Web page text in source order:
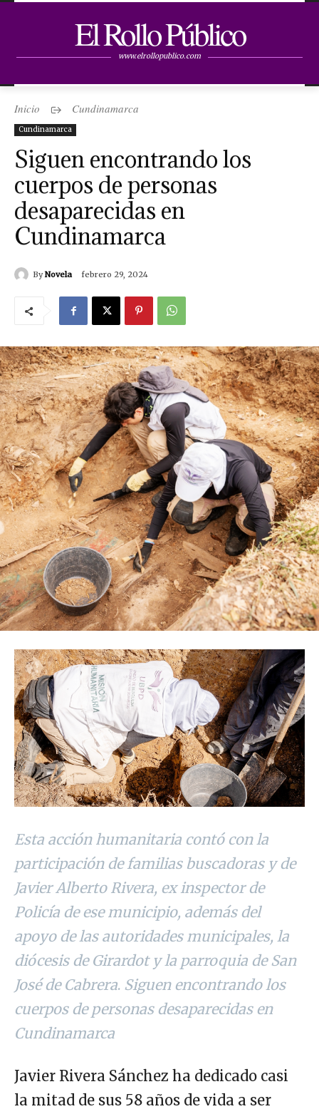
El Rollo Público
www.elrollopublico.com
Inicio Cundinamarca
Cundinamarca
Siguen encontrando los
cuerpos de personas
desaparecidas en
Cundinamarca
By Novela febrero 29, 2024
Esta acción humanitaria contó con la
participación de familias buscadoras y de
Javier Alberto Rivera, ex inspector de
Policía de ese municipio, además del
apoyo de las autoridades municipales, la
diócesis de Girardot y la parroquia de San
José de Cabrera. Siguen encontrando los
cuerpos de personas desaparecidas en
Cundinamarca
Javier Rivera Sánchez ha dedicado casi
la mitad de sus 58 años de vida a ser